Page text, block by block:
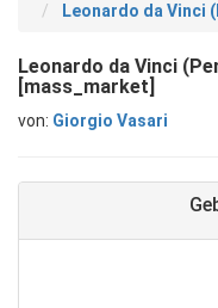
Leonardo da Vinci
Leonardo da Vinci
[mass_market]
von: Giorgio Vasari